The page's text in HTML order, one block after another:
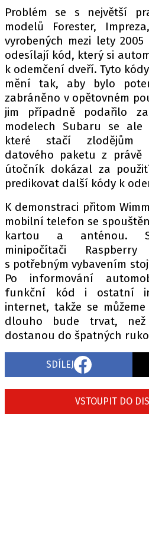
INZERCE
OSOBNÍ ÚDAJE /
Provozovatelem
INCORP MEDIA GROUP
Problém se s největší
modelů Forester,
vyrobených mezi lety
odesílají kód, který si
k odemčení dveří. Tyto
mění tak, aby bylo
zabráněno v opětovném
jim případně podařilo
modelech Subaru se
které stačí zlodějům
datového paketu z právě
útočník dokázal za
predikovat další kódy k
K demonstraci přitom
mobilní telefon se
kartou a anténou.
minipočítači
s potřebným vybavením
Po informování
funkční kód i ostatní
internet, takže se
dlouho bude trvat,
dostanou do špatných
SDÍLEJ
VSTOUPIT DO